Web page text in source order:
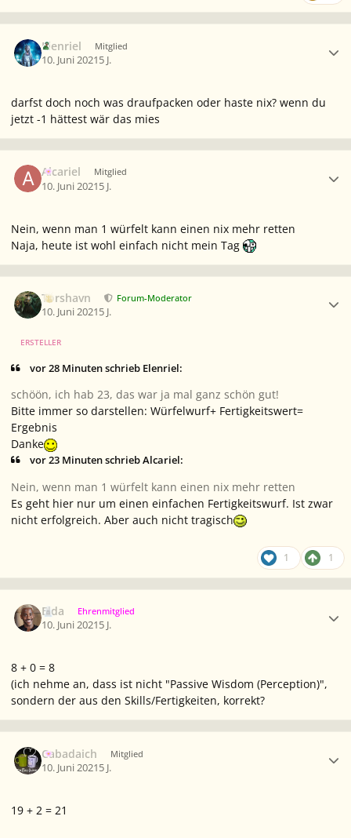
Elenriel Mitglied
10. Juni 20215 J.
darfst doch noch was draufpacken oder haste nix? wenn du
jetzt -1 hättest wär das mies
Alcariel Mitglied
10. Juni 20215 J.
Nein, wenn man 1 würfelt kann einen nix mehr retten
Naja, heute ist wohl einfach nicht mein Tag
Torshavn Forum-Moderator
10. Juni 20215 J.
ERSTELLER
vor 28 Minuten schrieb Elenriel:
schöön, ich hab 23, das war ja mal ganz schön gut!
Bitte immer so darstellen: Würfelwurf+ Fertigkeitswert=
Ergebnis
Danke
vor 23 Minuten schrieb Alcariel:
Nein, wenn man 1 würfelt kann einen nix mehr retten
Es geht hier nur um einen einfachen Fertigkeitswurf. Ist zwar
nicht erfolgreich. Aber auch nicht tragisch
1 1
Elda Ehrenmitglied
10. Juni 20215 J.
8 + 0 = 8
(ich nehme an, dass ist nicht "Passive Wisdom (Perception)",
sondern der aus den Skills/Fertigkeiten, korrekt?
Cabadaich Mitglied
10. Juni 20215 J.
19 + 2 = 21